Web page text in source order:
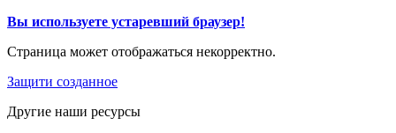
Вы используете устаревший браузер!
Страница может отображаться некорректно.
Защити созданное
Другие наши ресурсы